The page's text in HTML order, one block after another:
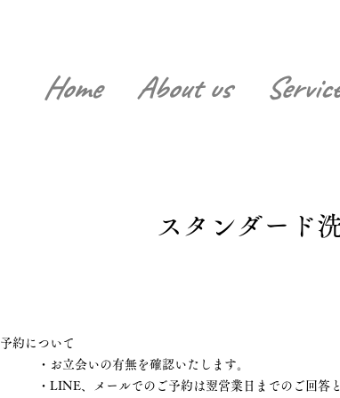
Home About us Service
スタンダード
予約について
・お立会いの有無を確認いたします。
・LINE、メールでのご予約は翌営業日までのご回答と